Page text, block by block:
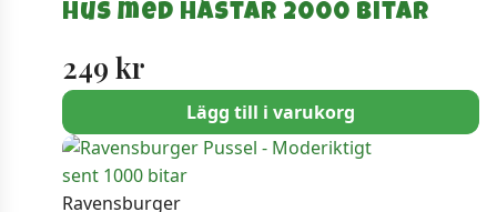
Hus med Hästar 2000 bitar
249 kr
Lägg till i varukorg
Ravensburger